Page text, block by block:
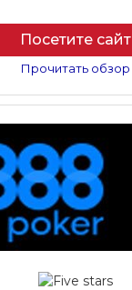
Посетите сайт
Прочитать обзор